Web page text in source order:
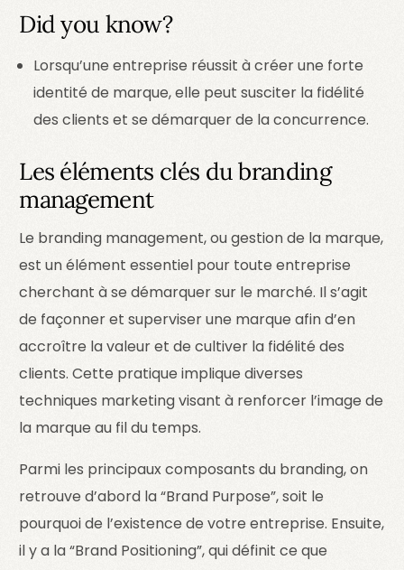
Did you know?
Lorsqu’une entreprise réussit à créer une forte
identité de marque, elle peut susciter la fidélité
des clients et se démarquer de la concurrence.
Les éléments clés du branding
management
Le branding management, ou gestion de la marque,
est un élément essentiel pour toute entreprise
cherchant à se démarquer sur le marché. Il s’agit
de façonner et superviser une marque afin d’en
accroître la valeur et de cultiver la fidélité des
clients. Cette pratique implique diverses
techniques marketing visant à renforcer l’image de
la marque au fil du temps.
Parmi les principaux composants du branding, on
retrouve d’abord la “Brand Purpose”, soit le
pourquoi de l’existence de votre entreprise. Ensuite,
il y a la “Brand Positioning”, qui définit ce que